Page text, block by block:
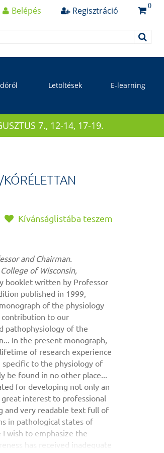
Belépés Regisztráció 0
Letöltések E-learning
7., 12-14, 17-19.
Kívánságlistába teszem
and Chairman.
of Wisconsin,
booklet written by Professor
published in 1999,
of the physiology
contribution to our
pathophysiology of the
In the present monograph,
of research experience
to the physiology of
be found in no other place...
for developing not only an
interest to professional
and very readable text full of
in pathological states of
wish to emphasize the
has received inadequate